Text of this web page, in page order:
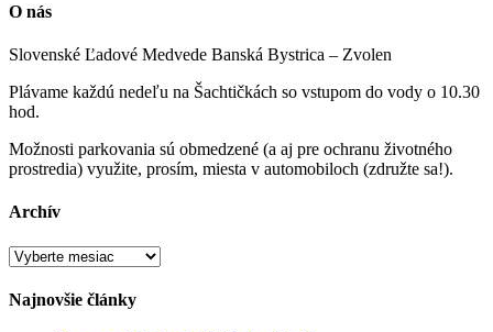
O nás
Slovenské Ľadové Medvede Banská Bystrica – Zvolen
Plávame každú nedeľu na Šachtičkách so vstupom do vody o 10.30
hod.
Možnosti parkovania sú obmedzené (a aj pre ochranu životného
prostredia) využite, prosím, miesta v automobiloch (združte sa!).
Archív
Archív
Najnovšie články